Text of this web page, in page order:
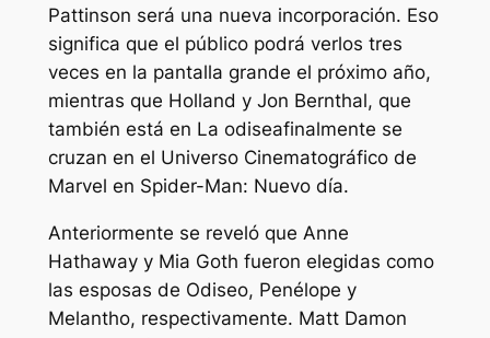
Pattinson será una nueva incorporación. Eso
significa que el público podrá verlos tres
veces en la pantalla grande el próximo año,
mientras que Holland y Jon Bernthal, que
también está en La odiseafinalmente se
cruzan en el Universo Cinematográfico de
Marvel en Spider-Man: Nuevo día.
Anteriormente se reveló que Anne
Hathaway y Mia Goth fueron elegidas como
las esposas de Odiseo, Penélope y
Melantho, respectivamente. Matt Damon